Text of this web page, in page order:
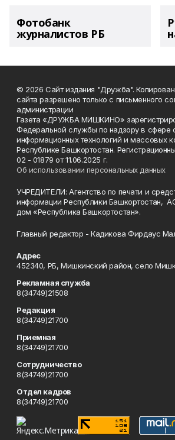
Фотобанк
журналистов РБ
© 2026 Сайт издания "Дружба".
сайта разрешено только с письменного
администрации
Газета «ДРУЖБА МИШКИНО»
Федеральной службы по надзору в сфере
информационных технологий и массовых
Республике Башкортостан.
02 - 01879 от 11.06.2025 г.
Об использовании персональных данных
УЧРЕДИТЕЛИ: Агентство по печати и
информации Республики Башкортостан,
дом «Республика Башкортостан».
Главный редактор - Кадикова Фирдаус
Адрес
452340, РБ, Мишкинский район, село
Рекламная служба
8(34749)21508
Редакция
8(34749)21700
Приемная
8(34749)21700
Сотрудничество
8(34749)21700
Отдел кадров
8(34749)21700